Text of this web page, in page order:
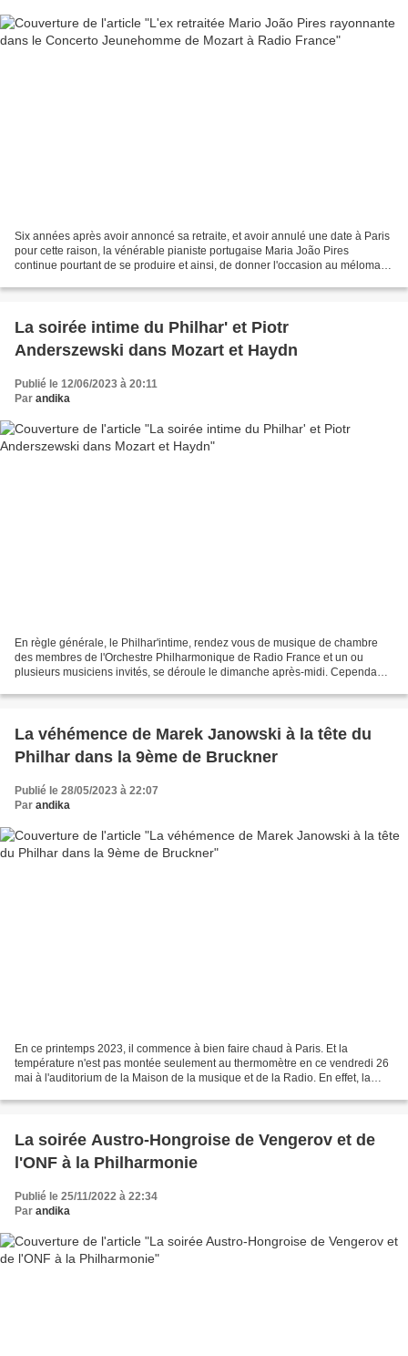
Six années après avoir annoncé sa retraite, et avoir annulé une date à Paris
pour cette raison, la vénérable pianiste portugaise Maria João Pires
continue pourtant de se produire et ainsi, de donner l'occasion au mélomane
La soirée intime du Philhar' et Piotr
Anderszewski dans Mozart et Haydn
Publié le 12/06/2023 à 20:11
Par andika
En règle générale, le Philhar'intime, rendez vous de musique de chambre
des membres de l'Orchestre Philharmonique de Radio France et un ou
plusieurs musiciens invités, se déroule le dimanche après-midi. Cependant,
La véhémence de Marek Janowski à la tête du
Philhar dans la 9ème de Bruckner
Publié le 28/05/2023 à 22:07
Par andika
En ce printemps 2023, il commence à bien faire chaud à Paris. Et la
température n'est pas montée seulement au thermomètre en ce vendredi 26
mai à l'auditorium de la Maison de la musique et de la Radio. En effet, la
La soirée Austro-Hongroise de Vengerov et de
l'ONF à la Philharmonie
Publié le 25/11/2022 à 22:34
Par andika